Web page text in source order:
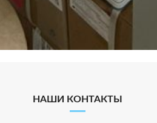
НАШИ КОНТАКТЫ